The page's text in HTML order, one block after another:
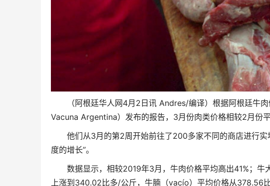
（阿根廷华人网4月2日讯 Andres/编译）根据阿根廷
Vacuna Argentina）发布的报告，3月份肉类价格相较2月份平
他们从3月的第2周开始前往了200多家不同的商店进行
度的增长”。
数据显示，相较2019年3月，牛肉价格平均高出41%；
上涨到340.02比多/公斤，牛腩（vacío）平均价格从378.56